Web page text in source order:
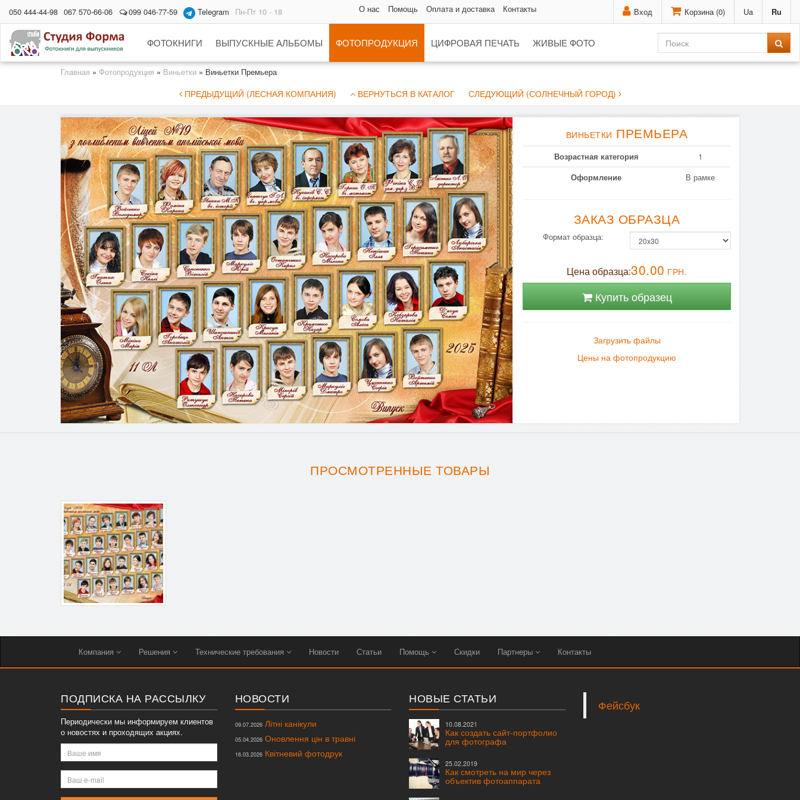
Вход Корзина (0) Ua Ru
050 444-44-98 067 570-66-06 099 046-77-59 Telegram Пн-Пт 10 - 18 О нас Помощь Оплата и доставка Контакты
ФОТОКНИГИ ВЫПУСКНЫЕ АЛЬБОМЫ ФОТОПРОДУКЦИЯ ЦИФРОВАЯ ПЕЧАТЬ ЖИВЫЕ ФОТО
Главная » Фотопродукция » Виньетки » Виньетки Премьера
ПРЕДЫДУЩИЙ (ЛЕСНАЯ КОМПАНИЯ) ВЕРНУТЬСЯ В КАТАЛОГ СЛЕДУЮЩИЙ (СОЛНЕЧНЫЙ ГОРОД)
ВИНЬЕТКИ ПРЕМЬЕРА
Возрастная категория
1
Оформление
В рамке
ЗАКАЗ ОБРАЗЦА
Формат образца:
Цена образца:30.00 ГРН.
Купить образец
Загрузить файлы
Цены на фотопродукцию
ПРОСМОТРЕННЫЕ ТОВАРЫ
Компания Решения Технические требования Новости Статьи Помощь Скидки Партнеры Контакты
ПОДПИСКА НА РАССЫЛКУ
Периодически мы информируем клиентов
о новостях и проходящих акциях.
Ваше
имя
Ваш
e-
mail
НОВОСТИ
09.07.2026Літні канікули
05.04.2026Оновлення цін в травні
16.03.2026Квітневий фотодрук
НОВЫЕ СТАТЬИ
10.08.2021
Как создать сайт-портфолио
для фотографа
25.02.2019
Как смотреть на мир через
объектив фотоаппарата
Фейсбук